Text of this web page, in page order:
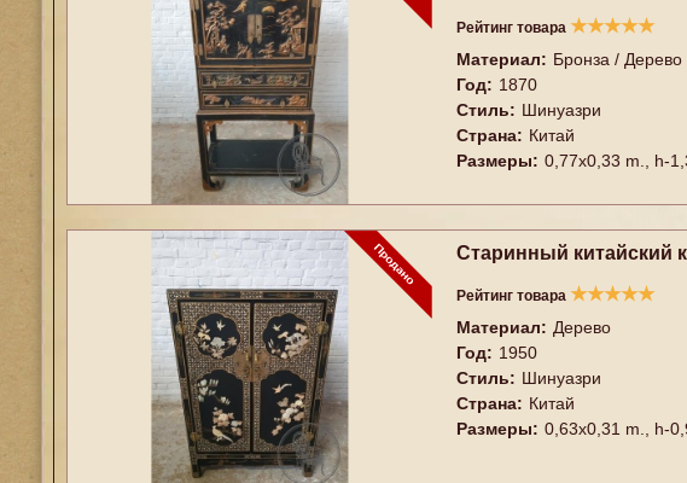
Рейтинг товара ★★★★★
Материал: Бронза / Дерево
Год: 1870
Стиль: Шинуазри
Страна: Китай
Размеры: 0,77x0,33 m., h-
Старинный китайский
Рейтинг товара ★★★★★
Материал: Дерево
Год: 1950
Стиль: Шинуазри
Страна: Китай
Размеры: 0,63x0,31 m., h-